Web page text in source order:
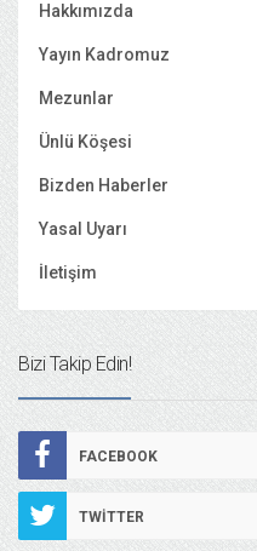
Hakkımızda
Yayın Kadromuz
Mezunlar
Ünlü Köşesi
Bizden Haberler
Yasal Uyarı
İletişim
Bizi Takip Edin!
FACEBOOK
TWITTER